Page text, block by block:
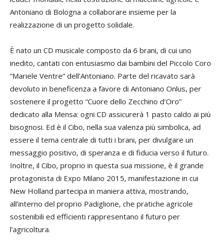
Antoniano di Bologna a collaborare insieme per la
realizzazione di un progetto solidale.
È nato un CD musicale composto da 6 brani, di cui uno
inedito, cantati con entusiasmo dai bambini del Piccolo Coro
“Mariele Ventre” dell’Antoniano. Parte del ricavato sarà
devoluto in beneficenza a favore di Antoniano Onlus, per
sostenere il progetto “Cuore dello Zecchino d’Oro”
dedicato alla Mensa: ogni CD assicurerà 1 pasto caldo ai più
bisognosi. Ed è il Cibo, nella sua valenza più simbolica, ad
essere il tema centrale di tutti i brani, per divulgare un
messaggio positivo, di speranza e di fiducia verso il futuro.
Inoltre, il Cibo, proprio in questa sua missione, è il grande
protagonista di Expo Milano 2015, manifestazione in cui
New Holland partecipa in maniera attiva, mostrando,
all’interno del proprio Padiglione, che pratiche agricole
sostenibili ed efficienti rappresentano il futuro per
l’agricoltura.